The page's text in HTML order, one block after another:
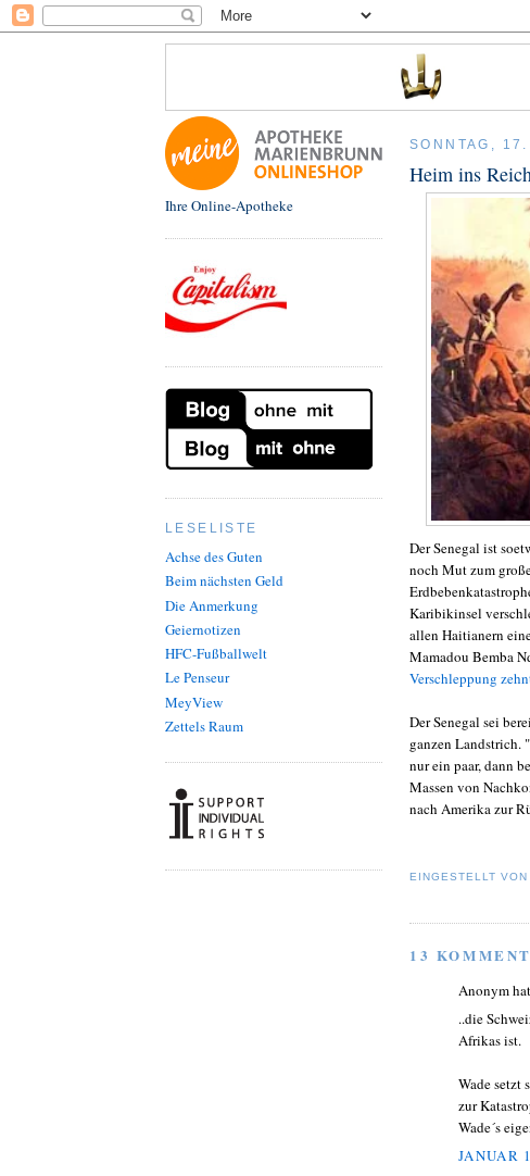
Ihre Online-Apotheke
LESELISTE
Achse des Guten
Beim nächsten Geld
Die Anmerkung
Geiernotizen
HFC-Fußballwelt
Le Penseur
MeyView
Zettels Raum
SONNTAG,
Heim ins Reich
Der Senegal ist
noch Mut zum
Karibikinsel
allen Haitianern
Mamadou Bemba
Verschleppung
Der Senegal sei
ganzen Landstrich.
nur ein paar, dann
Massen von
nach Amerika zur
EINGESTELLT VON
13
Anonym
..die
Afrikas ist.
Wade setzt
zur
Wade´s
JANUAR